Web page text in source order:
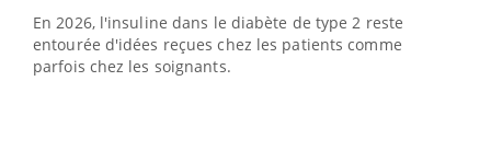
En 2026, l'insuline dans le diabète de type 2 reste
entourée d'idées reçues chez les patients comme
parfois chez les soignants.